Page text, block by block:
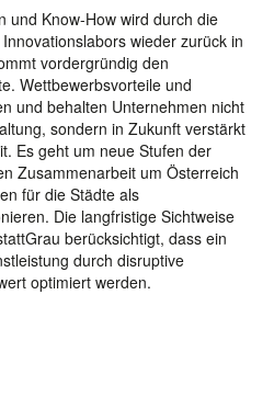
und Know-How wird durch die
wieder zurück in
vordergründig den
Wettbewerbsvorteile und
und behalten Unternehmen nicht
sondern in Zukunft verstärkt
Es geht um neue Stufen der
Zusammenarbeit um Österreich
für die Städte als
Die langfristige Sichtweise
berücksichtigt, dass ein
durch disruptive
optimiert werden.